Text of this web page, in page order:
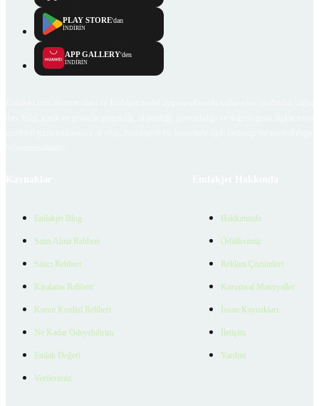
PLAY STORE'dan
İNDİRİN
APP GALLERY'den
İNDİRİN
Emlakjet Blog
Satın Alma Rehberi
Satıcı Rehberi
Kiralama Rehberi
Konut Kredisi Rehberi
Ne Kadar Ödeyebilirim
Emlak Değeri
Verilerimiz
Hakkımızda
Ödüllerimiz
Reklam Çözümleri
Kurumsal Materyaller
İnsan Kaynakları
İletişim
Yardım